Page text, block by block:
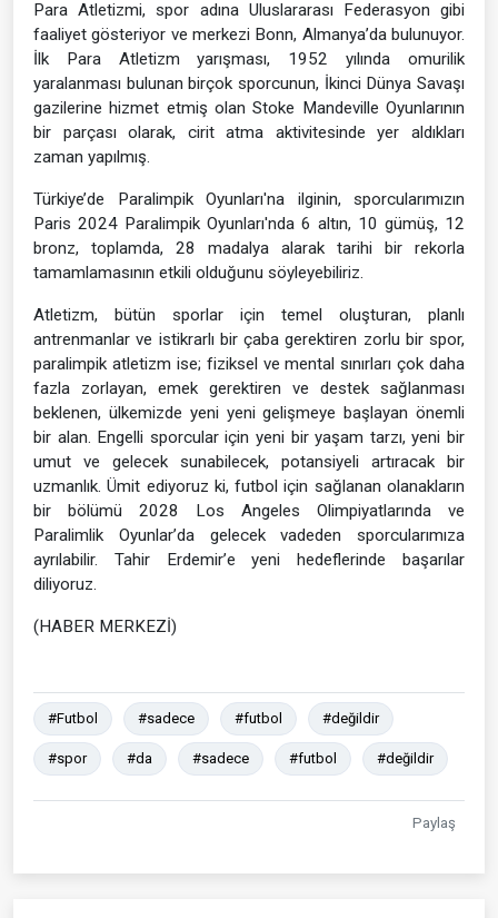
Para Atletizmi, spor adına Uluslararası Federasyon gibi
faaliyet gösteriyor ve merkezi Bonn, Almanya’da bulunuyor.
İlk Para Atletizm yarışması, 1952 yılında omurilik
yaralanması bulunan birçok sporcunun, İkinci Dünya Savaşı
gazilerine hizmet etmiş olan Stoke Mandeville Oyunlarının
bir parçası olarak, cirit atma aktivitesinde yer aldıkları
zaman yapılmış.
Türkiye’de Paralimpik Oyunları'na ilginin, sporcularımızın
Paris 2024 Paralimpik Oyunları'nda 6 altın, 10 gümüş, 12
bronz, toplamda, 28 madalya alarak tarihi bir rekorla
tamamlamasının etkili olduğunu söyleyebiliriz.
Atletizm, bütün sporlar için temel oluşturan, planlı
antrenmanlar ve istikrarlı bir çaba gerektiren zorlu bir spor,
paralimpik atletizm ise; fiziksel ve mental sınırları çok daha
fazla zorlayan, emek gerektiren ve destek sağlanması
beklenen, ülkemizde yeni yeni gelişmeye başlayan önemli
bir alan. Engelli sporcular için yeni bir yaşam tarzı, yeni bir
umut ve gelecek sunabilecek, potansiyeli artıracak bir
uzmanlık. Ümit ediyoruz ki, futbol için sağlanan olanakların
bir bölümü 2028 Los Angeles Olimpiyatlarında ve
Paralimlik Oyunlar’da gelecek vadeden sporcularımıza
ayrılabilir. Tahir Erdemir’e yeni hedeflerinde başarılar
diliyoruz.
(HABER MERKEZİ)
#Futbol #sadece #futbol #değildir
#spor #da #sadece #futbol #değildir
Paylaş